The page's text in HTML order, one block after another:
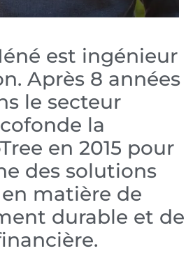
est ingénieur
Après 8 années
le secteur
la
en 2015 pour
des solutions
matière de
durable et de